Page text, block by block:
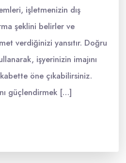
işletmenizin dış
şeklini belirler ve
verdiğinizi yansıtır. Doğru
işyerinizin imajını
öne çıkabilirsiniz.
güçlendirmek […]